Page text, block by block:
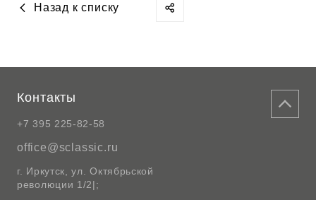
Назад к списку
Контакты
+7 395 225-82-58
office@sclassic.ru
г. Иркутск, ул. Октябрьской
революции 1/2|;